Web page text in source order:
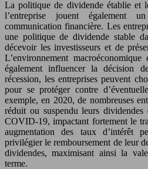
La politique de dividende établie et
l’entreprise jouent également
communication financière. Les
une politique de dividende stable
décevoir les investisseurs et de
L’environnement
également influencer la décision
récession, les entreprises peuvent
pour se protéger contre
exemple, en 2020, de nombreuses
réduit ou suspendu leurs
COVID-19, impactant fortement le
augmentation des taux d’intérêt
privilégier le remboursement de leur
dividendes, maximisant ainsi la
terme.